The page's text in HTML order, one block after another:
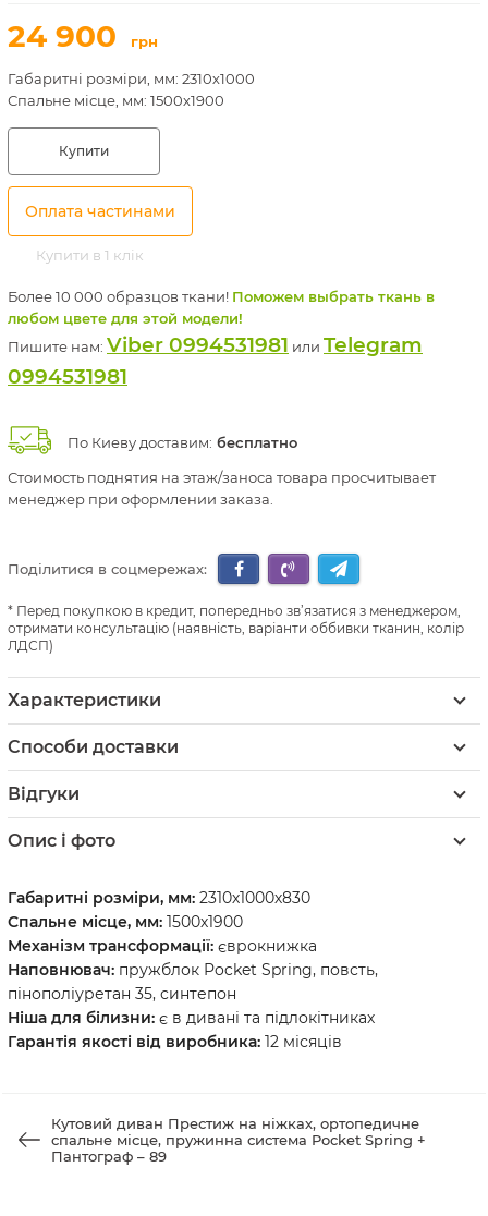
24 900 грн
Габаритні розміри, мм: 2310х1000
Спальне місце, мм: 1500х1900
Купити
Оплата частинами
Купити в 1 клік
Более 10 000 образцов ткани! Поможем выбрать ткань в
любом цвете для этой модели!
Пишите нам: Viber 0994531981 или Telegram
0994531981
По Киеву доставим: бесплатно
Стоимость поднятия на этаж/заноса товара просчитывает
менеджер при оформлении заказа.
Поділитися в соцмережах:
Перед покупкою в кредит, попередньо зв’язатися з менеджером,
отримати консультацію (наявність, варіанти оббивки тканин, колір
ЛДСП)
Характеристики
Способи доставки
Відгуки
Опис і фото
Габаритні розміри, мм: 2310х1000х830
Спальне місце, мм: 1500х1900
Механізм трансформації: єврокнижка
Наповнювач: пружблок Pocket Spring, повсть,
пінополіуретан 35, синтепон
Ніша для білизни: є в дивані та підлокітниках
Гарантія якості від виробника: 12 місяців
Кутовий диван Престиж на ніжках, ортопедичне
спальне місце, пружинна система Pocket Spring +
Пантограф – 89